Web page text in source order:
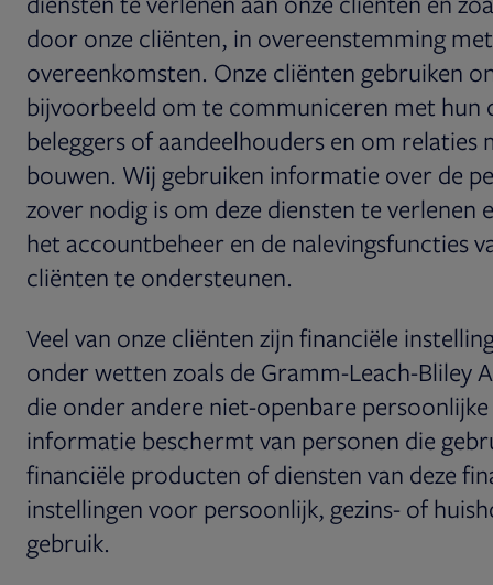
door onze cliënten, in overeenstemming
overeenkomsten. Onze cliënten gebruiken
bijvoorbeeld om te communiceren met hun
beleggers of aandeelhouders en om relaties
bouwen. Wij gebruiken informatie over de
zover nodig is om deze diensten te verlenen
het accountbeheer en de nalevingsfuncties
cliënten te ondersteunen.
Veel van onze cliënten zijn financiële
onder wetten zoals de Gramm-Leach-Bliley
die onder andere niet-openbare
informatie beschermt van personen die
financiële producten of diensten van deze
instellingen voor persoonlijk, gezins- of
gebruik.